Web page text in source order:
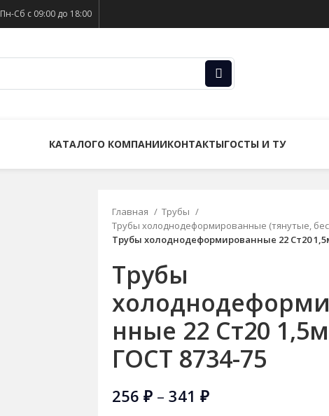
Пн-Сб с 09:00 до 18:00
КАТАЛОГО КОМПАНИИКОНТАКТЫГОСТЫ И ТУ
Главная
Трубы
Трубы холоднодеформированные (тянутые,
Трубы холоднодеформированные 22 Ст20
Трубы
нные 22 Ст20
ГОСТ 8734-75
256 ₽ – 341 ₽